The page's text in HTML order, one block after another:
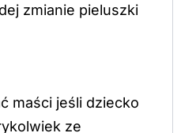
zmianie pieluszki
maści jeśli dziecko
ze